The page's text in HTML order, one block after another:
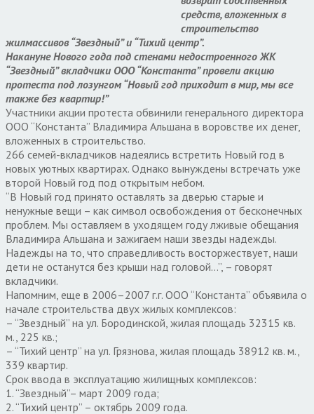
средств, вложенных в
строительство
жилмассивов “Звездный” и “Тихий центр”.
Накануне Нового года под стенами недостроенного ЖК
“Звездный” вкладчики ООО “Константа” провели акцию
протеста под лозунгом “Новый год приходит в мир, мы все
также без квартир!”
Участники акции протеста обвинили генерального директора
ООО “Константа” Владимира Альшана в воровстве их денег,
вложенных в строительство.
266 семей-вкладчиков надеялись встретить Новый год в
новых уютных квартирах. Однако вынуждены встречать уже
второй Новый год под открытым небом.
“В Новый год принято оставлять за дверью старые и
ненужные вещи – как символ освобождения от бесконечных
проблем. Мы оставляем в уходящем году лживые обещания
Владимира Альшана и зажигаем наши звезды надежды.
Надежды на то, что справедливость восторжествует, наши
дети не останутся без крыши над головой…”, – говорят
вкладчики.
Напомним, еще в 2006–2007 г.г. ООО “Константа” объявила о
начале строительства двух жилых комплексов:
– “Звездный” на ул. Бородинской, жилая площадь 32315 кв.
м., 225 кв.;
– “Тихий центр” на ул. Грязнова, жилая площадь 38912 кв. м.,
339 квартир.
Срок ввода в эксплуатацию жилищных комплексов:
1. “Звездный”– март 2009 года;
2. “Тихий центр” – октябрь 2009 года.